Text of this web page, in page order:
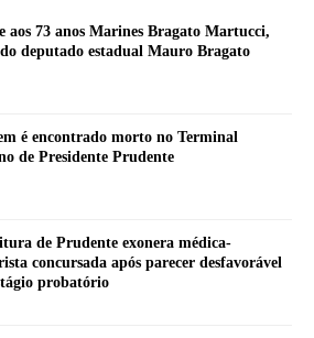
aos 73 anos Marines Bragato Martucci,
deputado estadual Mauro Bragato
é encontrado morto no Terminal
de Presidente Prudente
de Prudente exonera médica-
concursada após parecer desfavorável
probatório